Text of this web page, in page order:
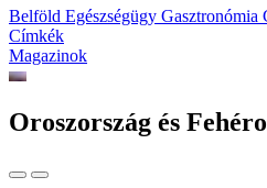
Belföld Egészségügy Gasztronómia
Címkék
Magazinok
Oroszország és